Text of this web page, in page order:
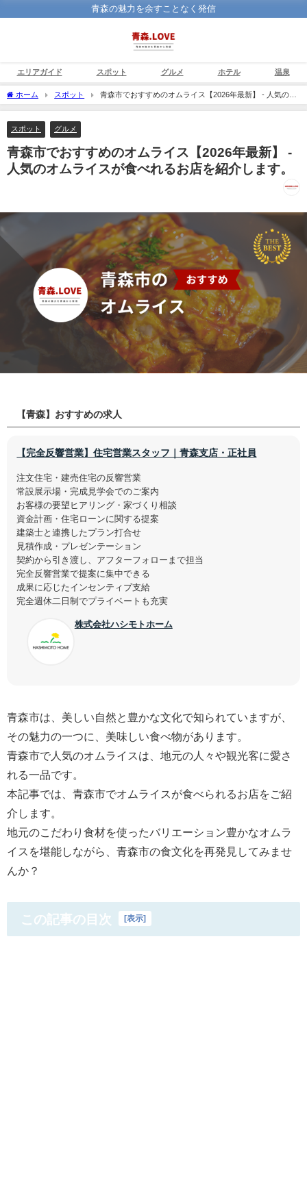
青森の魅力を余すことなく発信
エリアガイド スポット グルメ ホテル 温泉
ホーム スポット
青森市でおすすめのオムライス【2026年最新】 - 人気のオ
ムライスが食べれるお店を紹介します。
スポット グルメ
青森市でおすすめのオムライス【2026年最新】 -
人気のオムライスが食べれるお店を紹介します。
【青森】おすすめの求人
【完全反響営業】住宅営業スタッフ｜青森支店・正社員
注文住宅・建売住宅の反響営業
常設展示場・完成見学会でのご案内
お客様の要望ヒアリング・家づくり相談
資金計画・住宅ローンに関する提案
建築士と連携したプラン打合せ
見積作成・プレゼンテーション
契約から引き渡し、アフターフォローまで担当
完全反響営業で提案に集中できる
成果に応じたインセンティブ支給
完全週休二日制でプライベートも充実
株式会社ハシモトホーム
青森市は、美しい自然と豊かな文化で知られていますが、
その魅力の一つに、美味しい食べ物があります。
青森市で人気のオムライスは、地元の人々や観光客に愛さ
れる一品です。
本記事では、青森市でオムライスが食べられるお店をご紹
介します。
地元のこだわり食材を使ったバリエーション豊かなオムラ
イスを堪能しながら、青森市の食文化を再発見してみませ
んか？
この記事の目次 [表示]